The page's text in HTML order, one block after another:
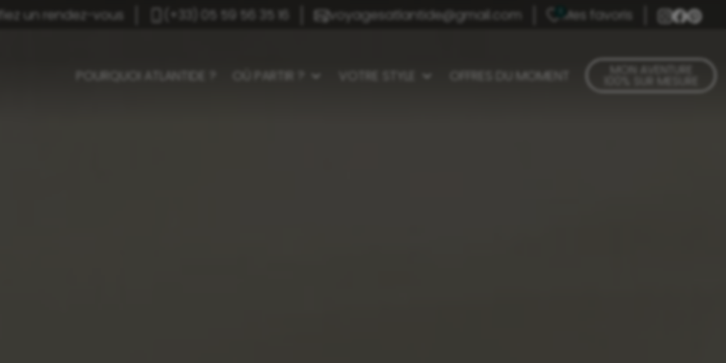
un rendez-vous (+33) 05 59 56 35 16 voyagesatlantide@gmail.com Mes favoris
POURQUOI ATLANTIDE ? OÙ PARTIR ? VOTRE STYLE OFFRES DU MOMENT MON AVENTURE